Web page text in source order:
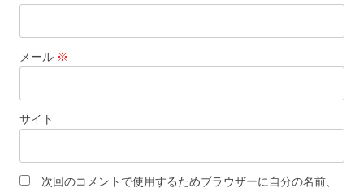
メール ※
サイト
次回のコメントで使用するためブラウザーに自分の名前、